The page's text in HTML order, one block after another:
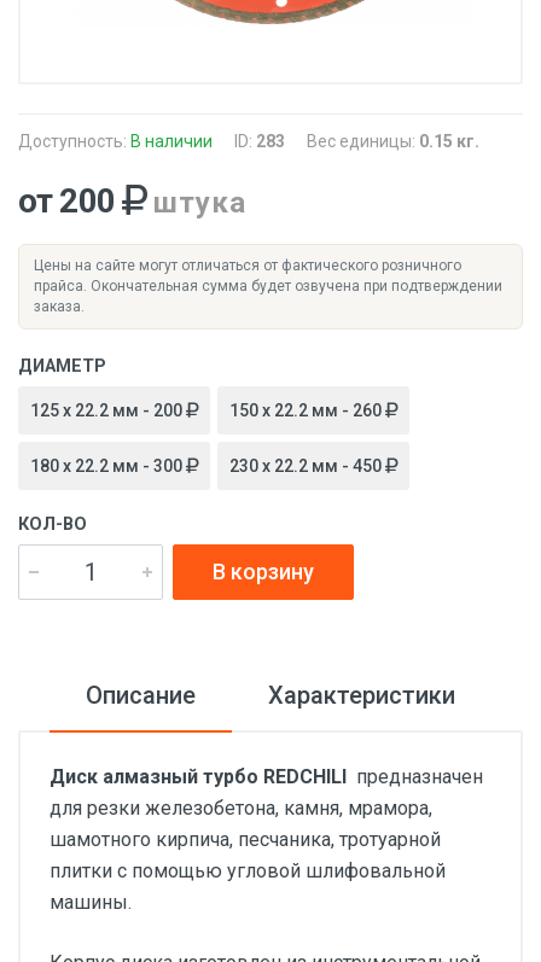
Доступность: В наличии ID: 283 Вес единицы: 0.15 кг.
от 200 штука
Цены на сайте могут отличаться от фактического розничного
прайса. Окончательная сумма будет озвучена при подтверждении
заказа.
ДИАМЕТР
125 x 22.2 мм - 200 150 x 22.2 мм - 260
180 x 22.2 мм - 300 230 x 22.2 мм - 450
КОЛ-ВО
В корзину
Описание Характеристики
Диск алмазный турбо REDCHILI предназначен
для резки железобетона, камня, мрамора,
шамотного кирпича, песчаника, тротуарной
плитки с помощью угловой шлифовальной
машины.